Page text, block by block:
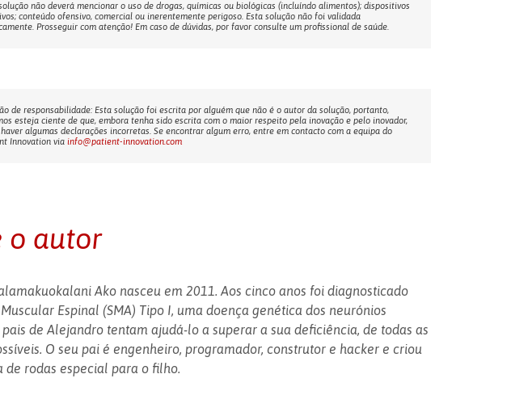
não deverá mencionar o uso de drogas, químicas ou biológicas (incluíndo alimentos); dispositivos
conteúdo ofensivo, comercial ou inerentemente perigoso. Esta solução não foi validada
Prosseguir com atenção! Em caso de dúvidas, por favor consulte um profissional de saúde.
de responsabilidade: Esta solução foi escrita por alguém que não é o autor da solução, portanto,
esteja ciente de que, embora tenha sido escrita com o maior respeito pela inovação e pelo inovador,
algumas declarações incorretas. Se encontrar algum erro, entre em contacto com a equipa do
Innovation via info@patient-innovation.com
o autor
Ako nasceu em 2011. Aos cinco anos foi diagnosticado
Espinal (SMA) Tipo I, uma doença genética dos neurónios
pais de Alejandro tentam ajudá-lo a superar a sua deficiência, de todas as
O seu pai é engenheiro, programador, construtor e hacker e criou
de rodas especial para o filho.